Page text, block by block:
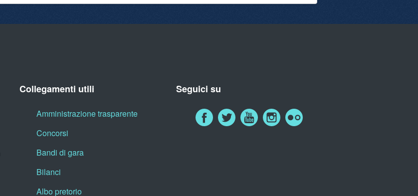
Collegamenti utili
Amministrazione trasparente
Concorsi
Bandi di gara
Bilanci
Albo pretorio
Seguici su